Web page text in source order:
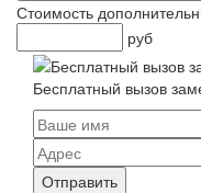
Стоимость
руб
Бесплатный вызов
Отправить